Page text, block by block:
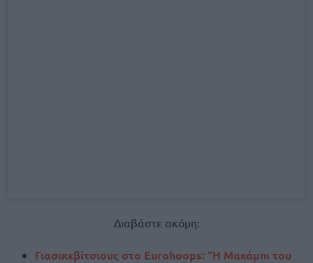
Διαβάστε ακόμη:
Γιασικεβίτσιους στο Eurohoops: “Η Μακάμπι του